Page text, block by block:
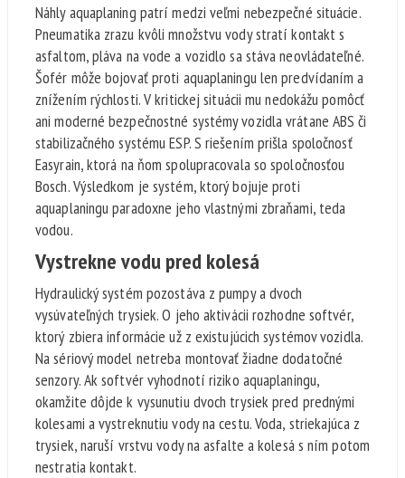
Náhly aquaplaning patrí medzi veľmi nebezpečné situácie.
Pneumatika zrazu kvôli množstvu vody stratí kontakt s
asfaltom, pláva na vode a vozidlo sa stáva neovládateľné.
Šofér môže bojovať proti aquaplaningu len predvídaním a
znížením rýchlosti. V kritickej situácii mu nedokážu pomôcť
ani moderné bezpečnostné systémy vozidla vrátane ABS či
stabilizačného systému ESP. S riešením prišla spoločnosť
Easyrain, ktorá na ňom spolupracovala so spoločnosťou
Bosch. Výsledkom je systém, ktorý bojuje proti
aquaplaningu paradoxne jeho vlastnými zbraňami, teda
vodou.
Vystrekne vodu pred kolesá
Hydraulický systém pozostáva z pumpy a dvoch
vysúvateľných trysiek. O jeho aktivácii rozhodne softvér,
ktorý zbiera informácie už z existujúcich systémov vozidla.
Na sériový model netreba montovať žiadne dodatočné
senzory. Ak softvér vyhodnotí riziko aquaplaningu,
okamžite dôjde k vysunutiu dvoch trysiek pred prednými
kolesami a vystreknutiu vody na cestu. Voda, striekajúca z
trysiek, naruší vrstvu vody na asfalte a kolesá s ním potom
nestratia kontakt.